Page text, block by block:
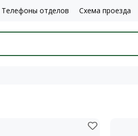
Телефоны отделов Схема проезда